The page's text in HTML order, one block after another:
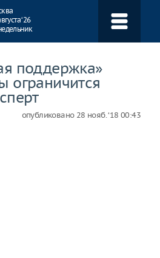
‘26
поддержка»
ограничится
опубликовано 28 нояб. ‘18 00:43